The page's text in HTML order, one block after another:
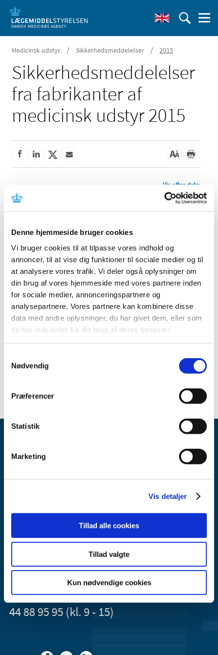
Denne hjemmeside bruger cookies
Vi bruger cookies til at tilpasse vores indhold og
annoncer, til at vise dig funktioner til sociale medier og til
at analysere vores trafik. Vi deler også oplysninger om
din brug af vores hjemmeside med vores partnere inden
for sociale medier, annonceringspartnere og
analysepartnere. Vores partnere kan kombinere disse
data med andre oplysninger, du har givet dem, eller som
de har indsamlet fra din brug af deres tjenester.
Nødvendig
Præferencer
Statistik
Marketing
Vis detaljer
Tillad alle cookies
Tillad valgte
Kun nødvendige cookies
Medicinsk udstyr / Sikkerhedsmeddelelser / 2015
Sikkerheds­meddelelser
fra fabrikanter af
medicinsk udstyr 2015
Vis efter dato
Bivona inderkanyle
Emner
Medicinsk udstyr
Alle (395)
TID
2019 (1)
2016 (6)
Lægemiddelstyrelsen er en del af
Sundheds- og Kirkeministeriet.
Kontakt Lægemiddelstyrelsen
44 88 95 95 (kl. 9 - 15)